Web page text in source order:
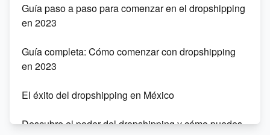
Guía paso a paso para comenzar en el dropshipping
en 2023
Guía completa: Cómo comenzar con dropshipping
en 2023
El éxito del dropshipping en México
Descubre el poder del dropshipping y cómo puedes